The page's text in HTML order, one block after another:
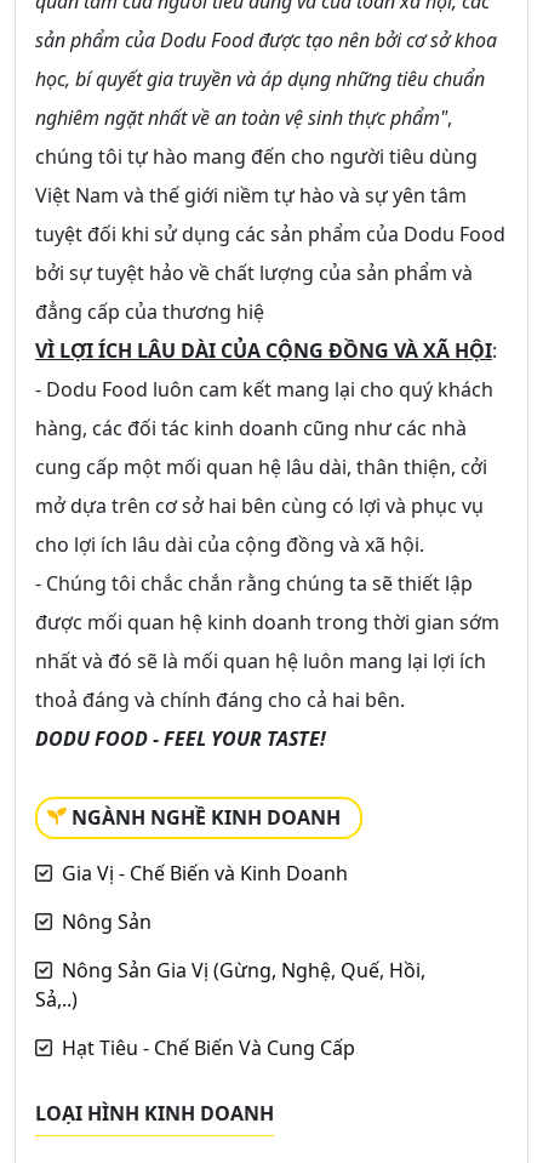
sản phẩm của Dodu Food được tạo nên bởi cơ sở khoa
học, bí quyết gia truyền và áp dụng những tiêu chuẩn
nghiêm ngặt nhất về an toàn vệ sinh thực phẩm",
chúng tôi tự hào mang đến cho người tiêu dùng
Việt Nam và thế giới niềm tự hào và sự yên tâm
tuyệt đối khi sử dụng các sản phẩm của Dodu Food
bởi sự tuyệt hảo về chất lượng của sản phẩm và
đẳng cấp của thương hiệ
VÌ LỢI ÍCH LÂU DÀI CỦA CỘNG ĐỒNG VÀ XÃ HỘI:
- Dodu Food luôn cam kết mang lại cho quý khách
hàng, các đối tác kinh doanh cũng như các nhà
cung cấp một mối quan hệ lâu dài, thân thiện, cởi
mở dựa trên cơ sở hai bên cùng có lợi và phục vụ
cho lợi ích lâu dài của cộng đồng và xã hội.
- Chúng tôi chắc chắn rằng chúng ta sẽ thiết lập
được mối quan hệ kinh doanh trong thời gian sớm
nhất và đó sẽ là mối quan hệ luôn mang lại lợi ích
thoả đáng và chính đáng cho cả hai bên.
DODU FOOD - FEEL YOUR TASTE!
NGÀNH NGHỀ KINH DOANH
Gia Vị - Chế Biến và Kinh Doanh
Nông Sản
Nông Sản Gia Vị (Gừng, Nghệ, Quế, Hồi,
Sả,..)
Hạt Tiêu - Chế Biến Và Cung Cấp
LOẠI HÌNH KINH DOANH